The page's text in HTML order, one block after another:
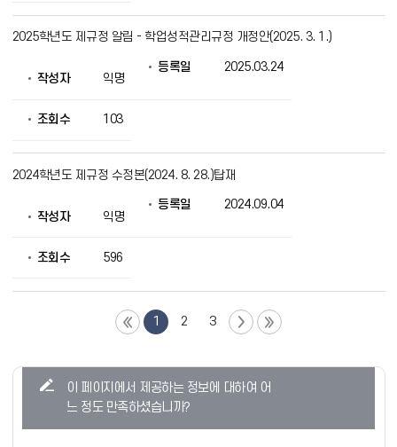
2025학년도 제규정 알림 - 학업성적관리규정 개정안(2025. 3. 1.)
작성자 익명
등록일 2025.03.24
조회수 103
2024학년도 제규정 수정본(2024. 8. 28.)탑재
작성자 익명
등록일 2024.09.04
조회수 596
1 2 3
이 페이지에서 제공하는 정보에 대하여 어
느 정도 만족하셨습니까?